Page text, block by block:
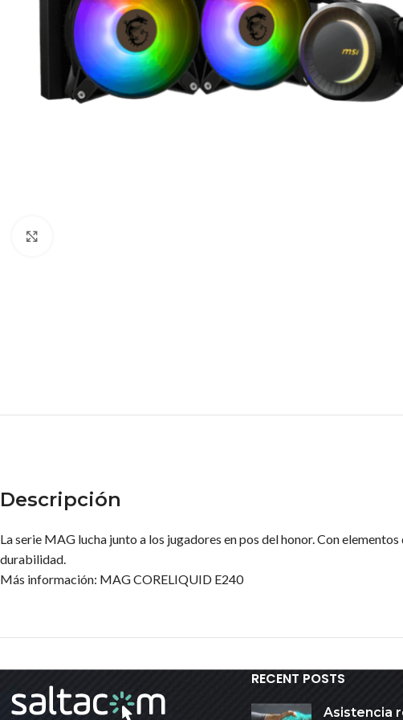
Descripción
La serie MAG lucha junto a los jugadores en pos del honor. Con
durabilidad.
Más información: MAG CORELIQUID E240
RECENT POSTS
Asistencia